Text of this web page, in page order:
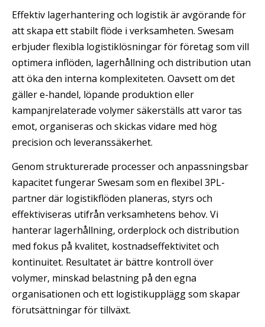
Effektiv lagerhantering och logistik är avgörande för
att skapa ett stabilt flöde i verksamheten. Swesam
erbjuder flexibla logistiklösningar för företag som vill
optimera inflöden, lagerhållning och distribution utan
att öka den interna komplexiteten. Oavsett om det
gäller e-handel, löpande produktion eller
kampanjrelaterade volymer säkerställs att varor tas
emot, organiseras och skickas vidare med hög
precision och leveranssäkerhet.
Genom strukturerade processer och anpassningsbar
kapacitet fungerar Swesam som en flexibel 3PL-
partner där logistikflöden planeras, styrs och
effektiviseras utifrån verksamhetens behov. Vi
hanterar lagerhållning, orderplock och distribution
med fokus på kvalitet, kostnadseffektivitet och
kontinuitet. Resultatet är bättre kontroll över
volymer, minskad belastning på den egna
organisationen och ett logistikupplägg som skapar
förutsättningar för tillväxt.